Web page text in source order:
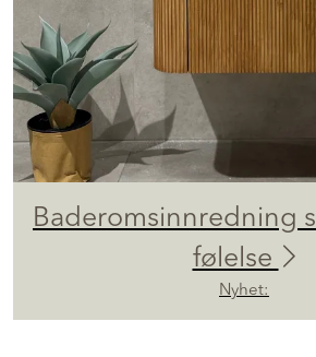
Baderomsinnredning
følelse
Nyhet: